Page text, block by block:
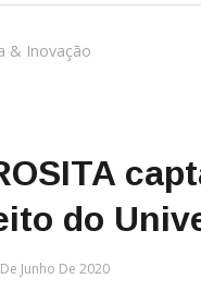
& Inovação
do
Junho De 2020